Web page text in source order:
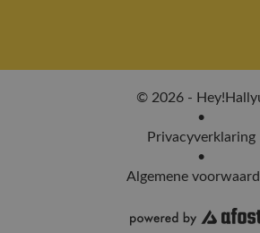
© 2026 -
•
Privacyverklaring
•
Algemene